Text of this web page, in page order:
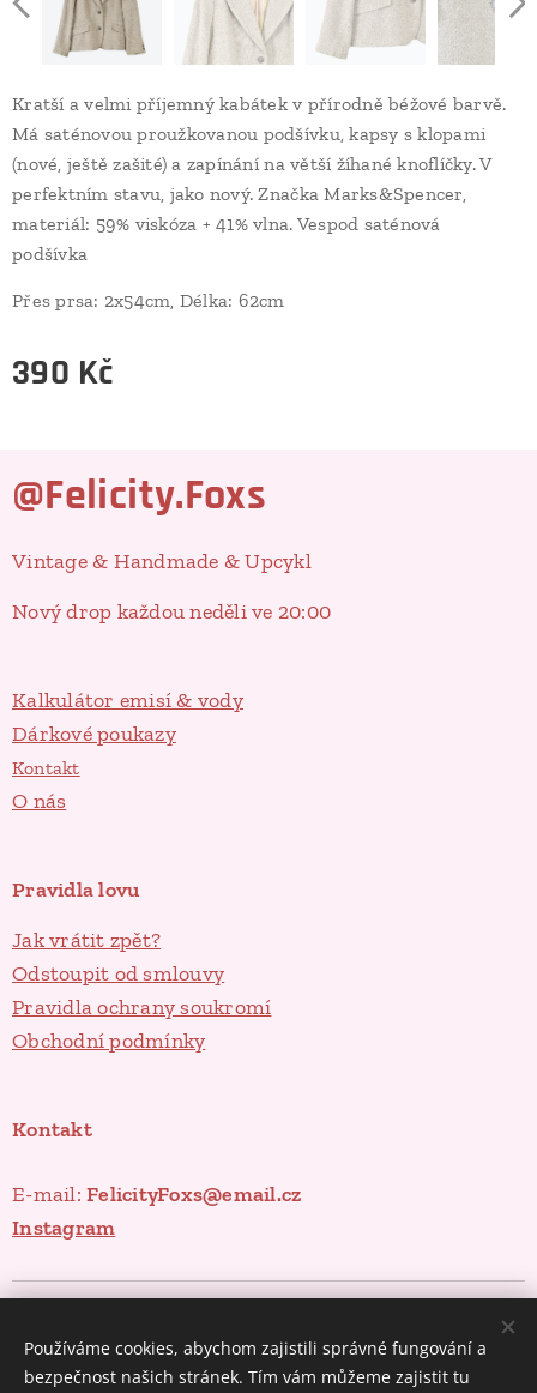
Kratší a velmi příjemný kabátek v přírodně béžové barvě.
Má saténovou proužkovanou podšívku, kapsy s klopami
(nové, ještě zašité) a zapínání na větší žíhané knoflíčky. V
perfektním stavu, jako nový. Značka Marks&Spencer,
materiál: 59% viskóza + 41% vlna. Vespod saténová
podšívka
Přes prsa: 2x54cm, Délka: 62cm
390 Kč
@Felicity.Foxs
Vintage & Handmade & Upcykl
Nový drop každou neděli ve 20:00
Kalkulátor emisí & vody
Dárkové poukazy
Kontakt
O nás
Pravidla lovu
Jak vrátit zpět?
Odstoupit od smlouvy
Pravidla ochrany soukromí
Obchodní podmínky
Kontakt
E-mail:FelicityFoxs@email.cz
Instagram
Měna
CZK Kč
EUR €
Používáme cookies, abychom zajistili správné fungování a
bezpečnost našich stránek. Tím vám můžeme zajistit tu